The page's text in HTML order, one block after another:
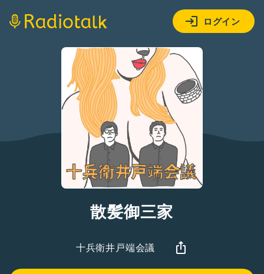
ログイン
散髪御三家
十兵衛井戸端会議